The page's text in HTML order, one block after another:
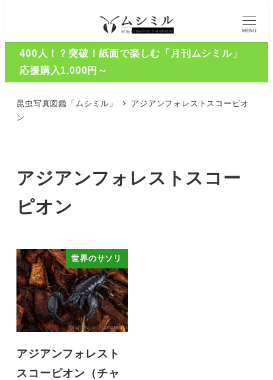
MENU
400人！？突破！紙面で楽しむ「月刊ムシミル」
応援購入1,000円～
昆虫写真図鑑「ムシミル」
アジアンフォレストスコーピオ
ン
アジアンフォレストスコー
ピオン
世界のサソリ
アジアンフォレスト
スコーピオン（チャ